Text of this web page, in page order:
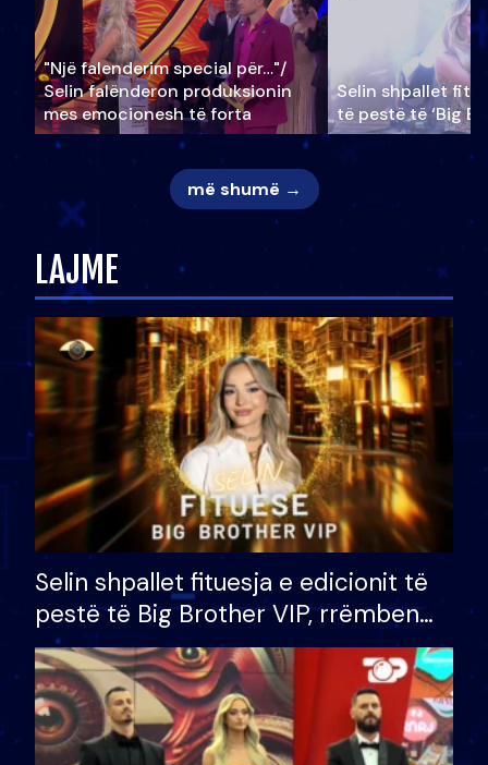
"Një falenderim special për…"/
Selin falënderon produksionin
mes emocionesh të forta
Selin shpallet
të pestë të ‘Big
më shumë →
LAJME
Selin shpallet fituesja e edicionit të
pestë të Big Brother VIP, rrëmben
çmimin e madh prej 100 mijë eurosh